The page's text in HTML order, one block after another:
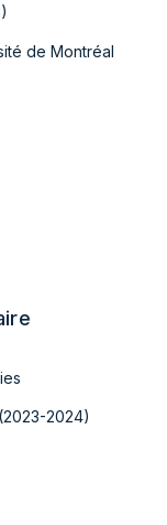
de Montréal
2024)